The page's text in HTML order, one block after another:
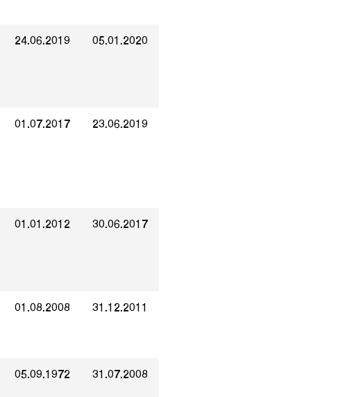
24.06.2019 05.01.2020
01.07.2017 23.06.2019
01.01.2012 30.06.2017
01.08.2008 31.12.2011
05.09.1972 31.07.2008